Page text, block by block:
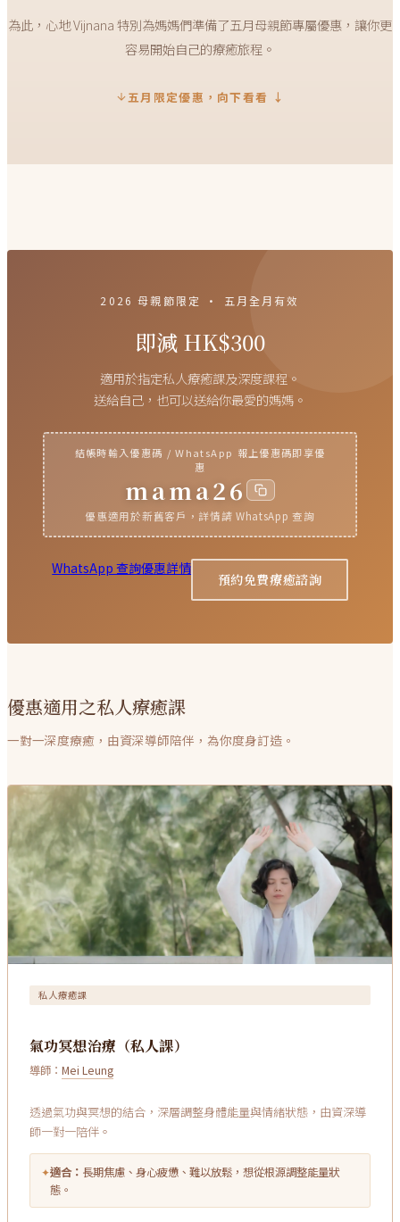
為此，心地 Vijnana 特別為媽媽們準備了五月母親節專屬優惠，讓你更
容易開始自己的療癒旅程。
五月限定優惠，向下看看 ↓
2026 母親節限定 · 五月全月有效
即減 HK$300
適用於指定私人療癒課及深度課程。
送給自己，也可以送給你最愛的媽媽。
結帳時輸入優惠碼 / WhatsApp 報上優惠碼即享優
惠
mama26
優惠適用於新舊客戶，詳情請 WhatsApp 查詢
WhatsApp 查詢優惠詳情
預約免費療癒諮詢
優惠適用之私人療癒課
一對一深度療癒，由資深導師陪伴，為你度身訂造。
私人療癒課
氣功冥想治療（私人課）
導師： Mei Leung
透過氣功與冥想的結合，深層調整身體能量與情緒狀態，由資深導
師一對一陪伴。
✦適合： 長期焦慮、身心疲憊、難以放鬆，想從根源調整能量狀
態。